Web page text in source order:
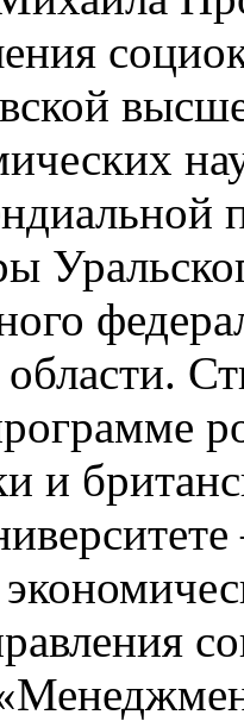
и